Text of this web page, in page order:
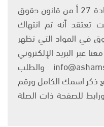
يتم الاستخدام المواد وفقًا للمادة 27 أ من قانون حقوق
2007، وإن كنت تعتقد أنه تم انتهاك
في المواد التي تظهر
عبر البريد الإلكتروني
على العنوان التالي: info@ashams.com والطلب
ذكر اسمك الكامل ورقم
للصفحة ذات الصلة